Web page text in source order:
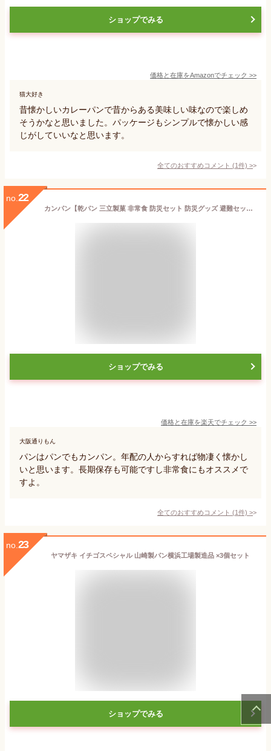
ショップでみる
価格と在庫をAmazonでチェック >>
猫大好き
昔懐かしいカレーパンで昔からある美味しい味なので楽しめ
そうかなと思いました。パッケージもシンプルで懐かしい感
じがしていいなと思います。
全てのおすすめコメント (1件) >
no. 22
カンパン【乾パン 三立製菓 非常食 防災セット 防災グッズ 避難セット 非常持ち出し袋 非常持ち出しセット 5年保存 長期保存食 保存食】
ショップでみる
価格と在庫を楽天でチェック >>
大阪通りもん
パンはパンでもカンパン。年配の人からすれば物凄く懐かし
いと思います。長期保存も可能ですし非常食にもオススメで
すよ。
全てのおすすめコメント (1件) >
no. 23
ヤマザキ イチゴスペシャル 山崎製パン横浜工場製造品 ×3個セット
ショップでみる